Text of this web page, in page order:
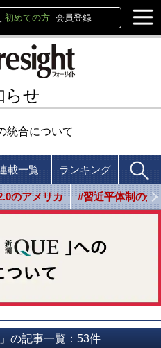
初めての方 会員登録
らせ
統合について
載一覧 ランキング
のアメリカ #習近平体制の光
の記事一覧：53件